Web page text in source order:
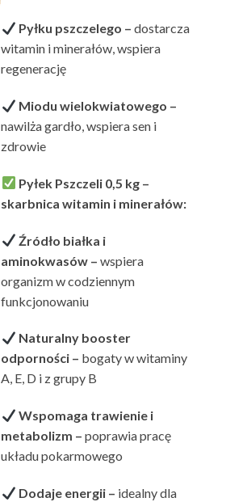
Pyłku pszczelego – dostarcza
witamin i minerałów, wspiera
regenerację
Miodu wielokwiatowego –
nawilża gardło, wspiera sen i
zdrowie
Pyłek Pszczeli 0,5 kg –
skarbnica witamin i minerałów:
Źródło białka i
aminokwasów – wspiera
organizm w codziennym
funkcjonowaniu
Naturalny booster
odporności – bogaty w witaminy
A, E, D i z grupy B
Wspomaga trawienie i
metabolizm –poprawia pracę
układu pokarmowego
Dodaje energii – idealny dla